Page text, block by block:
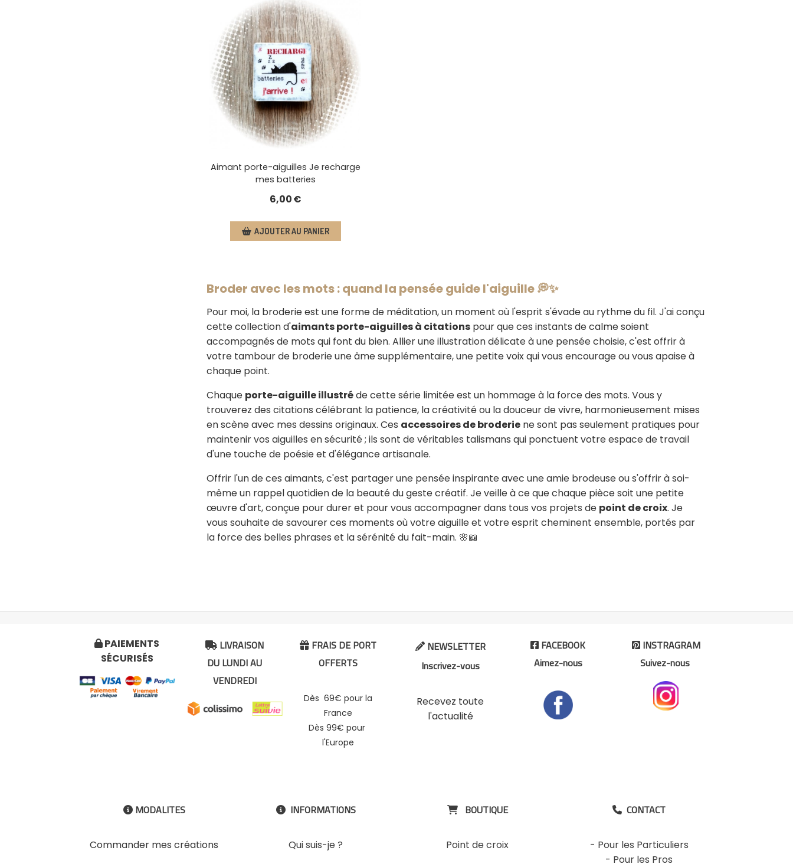
Aimant porte-aiguilles Je recharge
mes batteries
6,00€
AJOUTER AU PANIER
Broder avec les mots : quand la pensée guide l'aiguille 💭✨
Pour moi, la broderie est une forme de méditation, un moment où l'esprit s'évade au rythme du fil. J'ai conçu
cette collection d'aimants porte-aiguilles à citations pour que ces instants de calme soient
accompagnés de mots qui font du bien. Allier une illustration délicate à une pensée choisie, c'est offrir à
votre tambour de broderie une âme supplémentaire, une petite voix qui vous encourage ou vous apaise à
chaque point.
Chaque porte-aiguille illustréde cette série limitée est un hommage à la force des mots. Vous y
trouverez des citations célébrant la patience, la créativité ou la douceur de vivre, harmonieusement mises
en scène avec mes dessins originaux. Ces accessoires de broderie ne sont pas seulement pratiques pour
maintenir vos aiguilles en sécurité ; ils sont de véritables talismans qui ponctuent votre espace de travail
d'une touche de poésie et d'élégance artisanale.
Offrir l'un de ces aimants, c'est partager une pensée inspirante avec une amie brodeuse ou s'offrir à soi-
même un rappel quotidien de la beauté du geste créatif. Je veille à ce que chaque pièce soit une petite
œuvre d'art, conçue pour durer et pour vous accompagner dans tous vos projets de point de croix. Je
vous souhaite de savourer ces moments où votre aiguille et votre esprit cheminent ensemble, portés par
la force des belles phrases et la sérénité du fait-main. 🌸📖
 PAIEMENTS
SÉCURISÉS
 LIVRAISON
DU LUNDI AU
VENDREDI
 FRAIS DE PORT
OFFERTS
Dès 69€ pour la
France
Dès 99€ pour
l'Europe
NEWSLETTER
Inscrivez-vous
Recevez toute
l'actualité
 FACEBOOK
Aimez-nous
INSTRAGRAM
Suivez-nous
 MODALITES
Commander mes créations
 INFORMATIONS
Qui suis-je ?
 BOUTIQUE
Point de croix
 CONTACT
- Pour les Particuliers
- Pour les Pros